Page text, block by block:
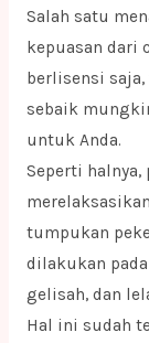
Salah satu
kepuasan dari
berlisensi
sebaik
untuk Anda.
Seperti
tumpukan
dilakukan
gelisah, dan
Hal ini sudah